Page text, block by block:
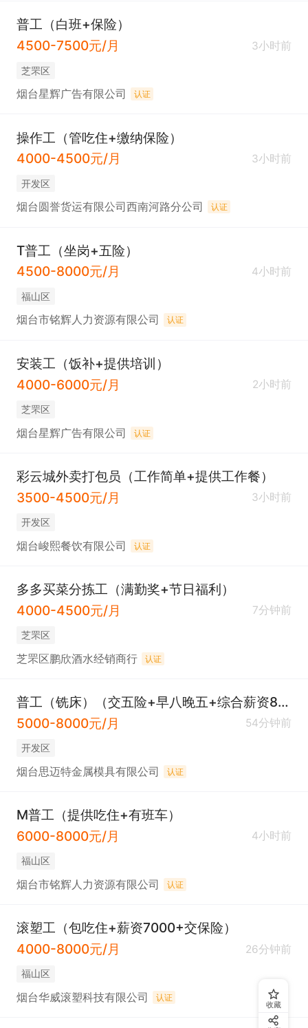
普工（白班+保险）
4500-7500元/月
3小时前
芝罘区
烟台星辉广告有限公司 认证
操作工（管吃住+缴纳保险）
4000-4500元/月
3小时前
开发区
烟台圆誉货运有限公司西南河路分公司 认证
T普工（坐岗+五险）
4500-8000元/月
4小时前
福山区
烟台市铭辉人力资源有限公司 认证
安装工（饭补+提供培训）
4000-6000元/月
2小时前
芝罘区
烟台星辉广告有限公司 认证
彩云城外卖打包员（工作简单+提供工作餐）
3500-4500元/月
3小时前
开发区
烟台峻熙餐饮有限公司 认证
多多买菜分拣工（满勤奖+节日福利）
4000-4500元/月
7分钟前
芝罘区
芝罘区鹏欣酒水经销商行 认证
普工（铣床）（交五险+早八晚五+综合薪资8000）
5000-8000元/月
54分钟前
开发区
烟台思迈特金属模具有限公司 认证
M普工（提供吃住+有班车）
6000-8000元/月
4小时前
福山区
烟台市铭辉人力资源有限公司 认证
滚塑工（包吃住+薪资7000+交保险）
4000-8000元/月
26分钟前
福山区
烟台华威滚塑科技有限公司 认证
收藏